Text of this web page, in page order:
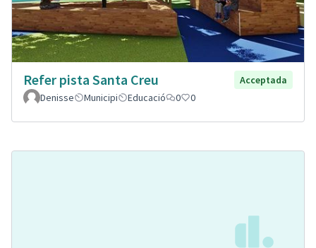
Refer pista Santa Creu
Acceptada
Denisse
Municipi Educació 0 0